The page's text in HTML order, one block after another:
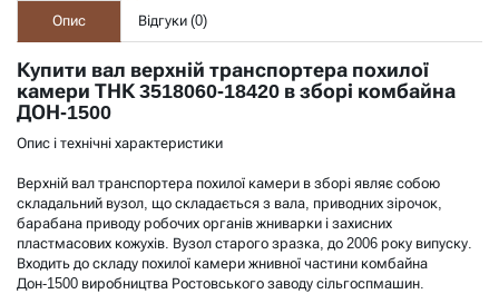
Опис
Відгуки (0)
Купити вал верхній транспортера похилої
камери ТНК 3518060-18420 в зборі комбайна
ДОН-1500
Опис і технічні характеристики
Верхній вал транспортера похилої камери в зборі являє собою
складальний вузол, що складається з вала, приводних зірочок,
барабана приводу робочих органів жниварки і захисних
пластмасових кожухів. Вузол старого зразка, до 2006 року випуску.
Входить до складу похилої камери жнивної частини комбайна
Дон-1500 виробництва Ростовського заводу сільгоспмашин.